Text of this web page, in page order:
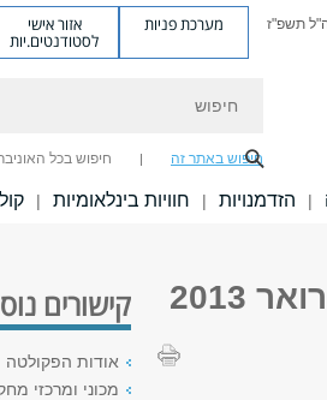
תשפ"ז מערכת פניות אזור אישי
לסטודנטים.יות
חיפוש באתר זה חיפוש בכל
| הזדמנויות | חוויות בינלאומיות |
קישורים
אודות הפקולטה
מכוני ומרכזי